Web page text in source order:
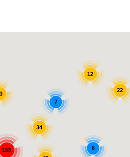
158
22
34
7
6
12